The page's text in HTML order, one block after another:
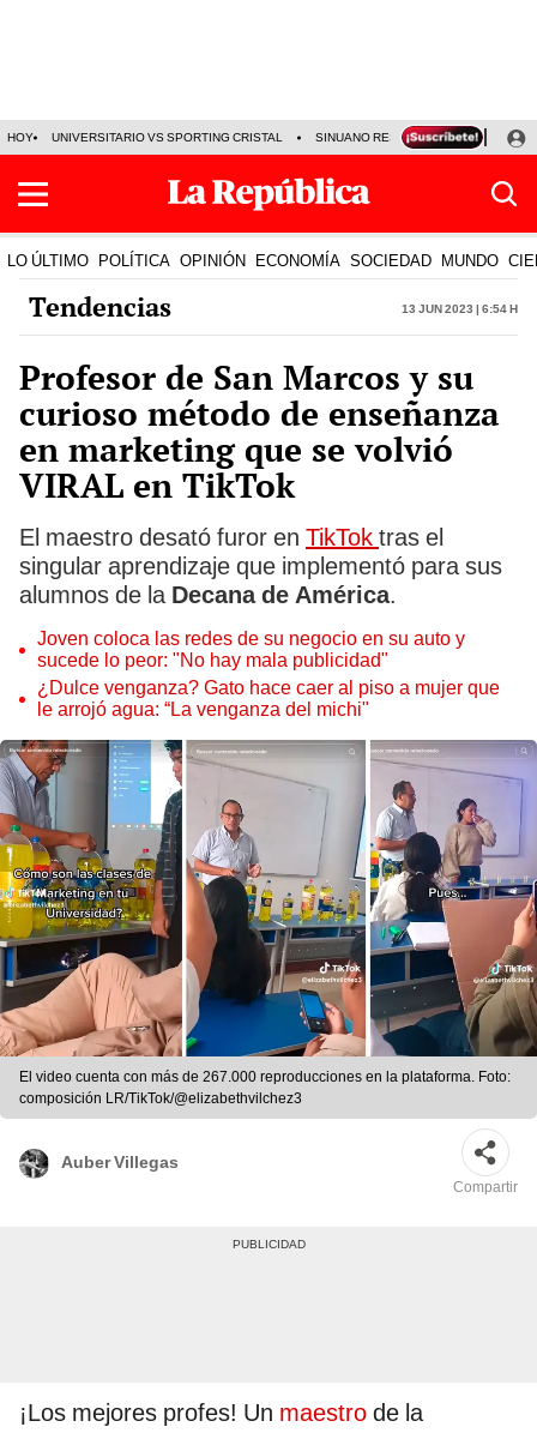
HOY UNIVERSITARIO VS SPORTING CRISTAL SINUANO RESULTADOS HOY
LO ÚLTIMO POLÍTICA OPINIÓN ECONOMÍA SOCIEDAD MUNDO
Tendencias 13 Jun 2023 | 6:54 h
Profesor de San Marcos y su
curioso método de enseñanza
en marketing que se volvió
VIRAL en TikTok
El maestro desató furor en TikTok tras el
singular aprendizaje que implementó para sus
alumnos de la Decana de América.
Joven coloca las redes de su negocio en su auto y
sucede lo peor: "No hay mala publicidad"
¿Dulce venganza? Gato hace caer al piso a mujer que
le arrojó agua: “La venganza del michi"
El video cuenta con más de 267.000 reproducciones en la plataforma. Foto:
composición LR/TikTok/@elizabethvilchez3
Auber Villegas
Compartir
¡Los mejores profes! Un maestro de la